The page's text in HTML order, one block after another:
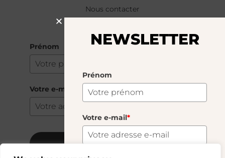
Nous contacter
Prénom
Votre e-mail
S'abonner
NEWSLETTER
Prénom
Votre e-mail*